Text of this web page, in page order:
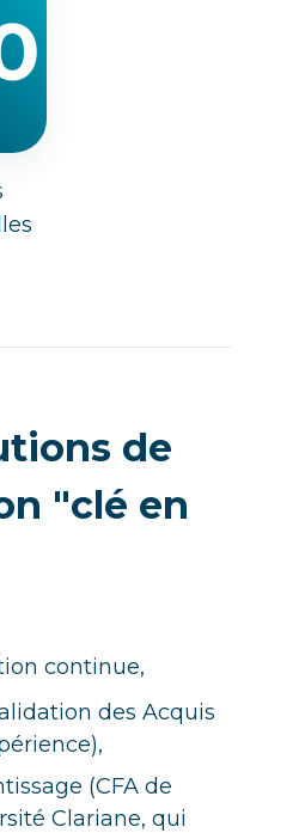
de
"clé en
continue,
des Acquis
(CFA de
Clariane, qui